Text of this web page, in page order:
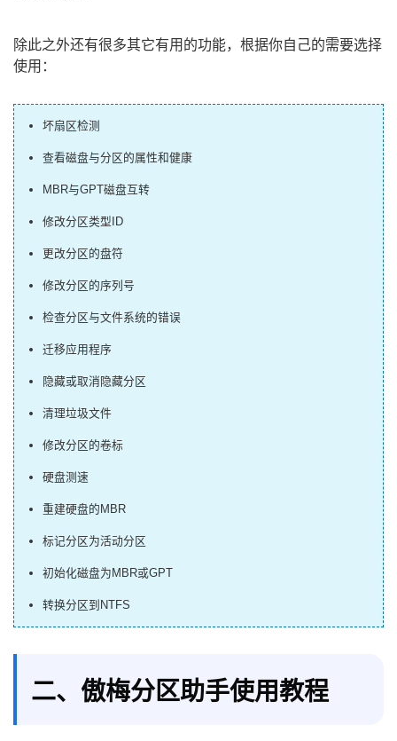
除此之外还有很多其它有用的功能，根据你自己的需要选择
使用：
坏扇区检测
查看磁盘与分区的属性和健康
MBR与GPT磁盘互转
修改分区类型ID
更改分区的盘符
修改分区的序列号
检查分区与文件系统的错误
迁移应用程序
隐藏或取消隐藏分区
清理垃圾文件
修改分区的卷标
硬盘测速
重建硬盘的MBR
标记分区为活动分区
初始化磁盘为MBR或GPT
转换分区到NTFS
二、傲梅分区助手使用教程